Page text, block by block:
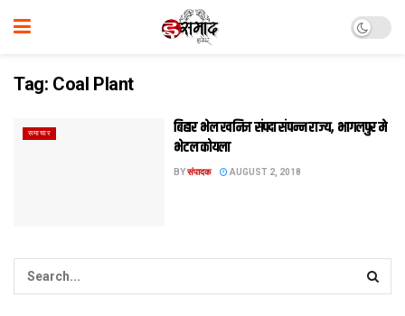
Tag: Coal Plant
समाचार
बिहार भेल खनिज संपदा संपन्न राज्य, भागलपुर मे
भेटल कोयला
BYसंपादक AUGUST 2, 2018